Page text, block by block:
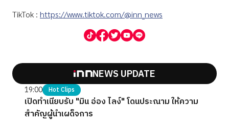
TikTok : https://www.tiktok.com/@inn_news
NEWS UPDATE
19:00 Hot Clips
เปิดทำเนียบรับ "มิน อ่อง ไลง์" โดนประณาม ให้ความ
สำคัญผู้นำเผด็จการ